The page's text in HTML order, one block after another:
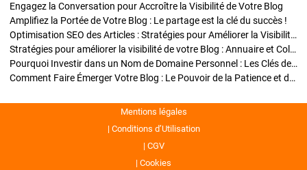
Engagez la Conversation pour Accroître la Visibilité de Votre Blog
Amplifiez la Portée de Votre Blog : Le partage est la clé du succès !
Optimisation SEO des Articles : Stratégies pour Améliorer la Visibilité de Votre Blog
Stratégies pour améliorer la visibilité de votre Blog : Annuaire et Collaborations
Pourquoi Investir dans un Nom de Domaine Personnel : Les Clés de la Réussite de Votre Blog
Comment Faire Émerger Votre Blog : Le Pouvoir de la Patience et de la Persévérance
Mentions légales
Conditions d’Utilisation
CGV
Cookies